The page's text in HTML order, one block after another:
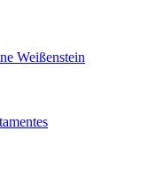
Weißenstein